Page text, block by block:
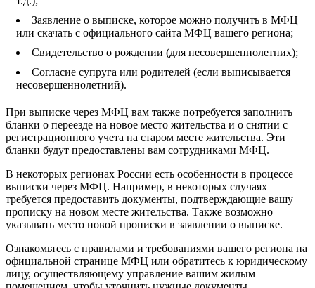
Заявление о выписке, которое можно получить в МФЦ
или скачать с официального сайта МФЦ вашего региона;
Свидетельство о рождении (для несовершеннолетних);
Согласие супруга или родителей (если выписывается
несовершеннолетний).
При выписке через МФЦ вам также потребуется заполнить
бланки о переезде на новое место жительства и о снятии с
регистрационного учета на старом месте жительства. Эти
бланки будут предоставлены вам сотрудниками МФЦ.
В некоторых регионах России есть особенности в процессе
выписки через МФЦ. Например, в некоторых случаях
требуется предоставить документы, подтверждающие вашу
прописку на новом месте жительства. Также возможно
указывать место новой прописки в заявлении о выписке.
Ознакомьтесь с правилами и требованиями вашего региона на
официальной странице МФЦ или обратитесь к юридическому
лицу, осуществляющему управление вашим жилым